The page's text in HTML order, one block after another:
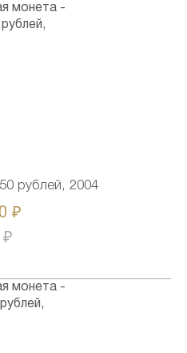
рублей, 2004
₽
₽